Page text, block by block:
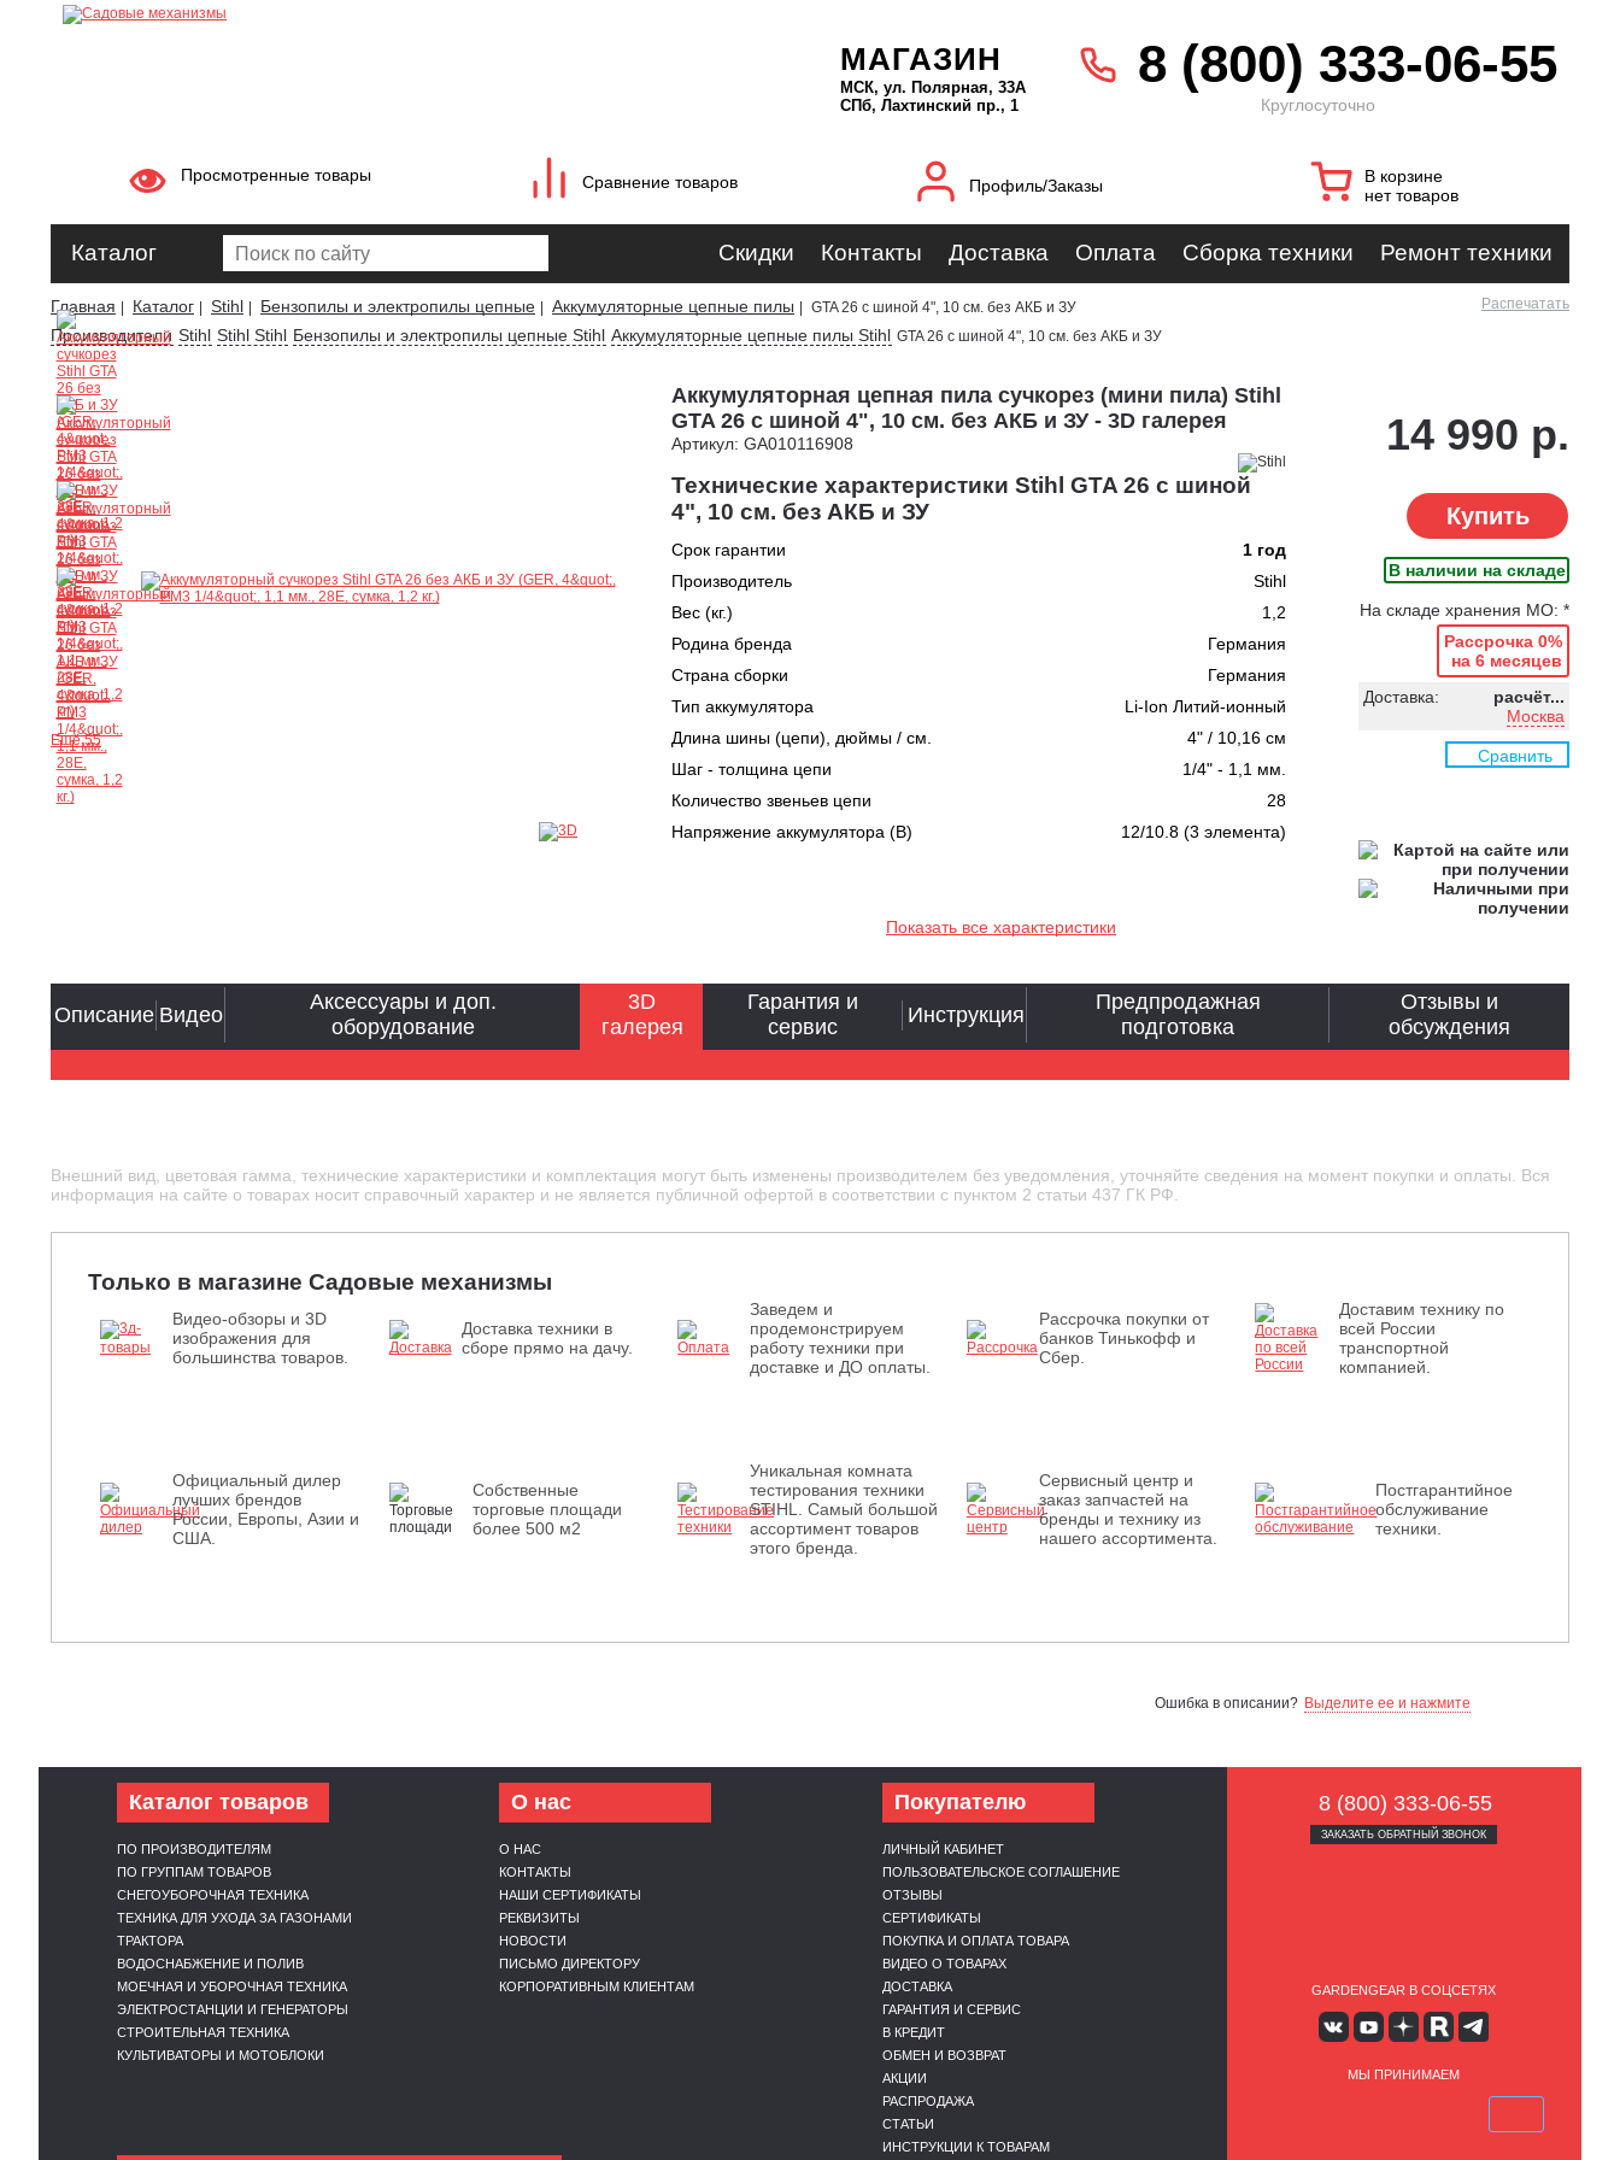
МАГАЗИН
МСК, ул. Полярная, 33А
СПб, Лахтинский пр., 1
8 (800) 333-06-55
Круглосуточно
Просмотренные товары Сравнение товаров Профиль/Заказы
В корзине
нет товаров
Каталог Скидки Контакты Доставка Оплата Сборка техники Ремонт техники
Главная Каталог Stihl Бензопилы и электропилы цепные Аккумуляторные цепные пилы GTA 26 с шиной 4", 10 см. без АКБ и ЗУ Распечатать
Производители Stihl Stihl Stihl Бензопилы и электропилы цепные Stihl Аккумуляторные цепные пилы Stihl GTA 26 с шиной 4", 10 см. без АКБ и ЗУ
Ещё 55
Аккумуляторная цепная пила сучкорез (мини пила) Stihl
GTA 26 с шиной 4", 10 см. без АКБ и ЗУ - 3D галерея
Артикул: GA010116908
Технические характеристики Stihl GTA 26 с шиной
4", 10 см. без АКБ и ЗУ
Срок гарантии
1 год
Производитель
Stihl
Вес (кг.)
1,2
Родина бренда
Германия
Страна сборки
Германия
Тип аккумулятора
Li-Ion Литий-ионный
Длина шины (цепи), дюймы / см.
4" / 10,16 см
Шаг - толщина цепи
1/4" - 1,1 мм.
Количество звеньев цепи
28
Напряжение аккумулятора (В)
12/10.8 (3 элемента)
Показать все характеристики
14 990 р.
Купить
В наличии на складе
На складе хранения МО: *
Рассрочка 0%
на 6 месяцев
Доставка:
расчёт...
Москва
Сравнить
Описание Видео
Аксессуары и доп.
оборудование
3D
галерея
Гарантия и
сервис
Инструкция
Предпродажная
подготовка
Отзывы и
обсуждения
Внешний вид, цветовая гамма, технические характеристики и комплектация могут быть изменены производителем без уведомления, уточняйте сведения на момент покупки и оплаты. Вся
информация на сайте о товарах носит справочный характер и не является публичной офертой в соответствии с пунктом 2 статьи 437 ГК РФ.
Только в магазине Садовые механизмы
Видео-обзоры и 3D
изображения для
большинства товаров.
Доставка техники в
сборе прямо на дачу.
Заведем и
продемонстрируем
работу техники при
доставке и ДО оплаты.
Рассрочка покупки от
банков Тинькофф и
Сбер.
Доставим технику по
всей России
транспортной
компанией.
Официальный дилер
лучших брендов
России, Европы, Азии и
США.
Собственные
торговые площади
более 500 м2
Уникальная комната
тестирования техники
STIHL. Самый большой
ассортимент товаров
этого бренда.
Сервисный центр и
заказ запчастей на
бренды и технику из
нашего ассортимента.
Постгарантийное
обслуживание
техники.
Ошибка в описании? Выделите ее и нажмите
Каталог товаров
ПО ПРОИЗВОДИТЕЛЯМ
ПО ГРУППАМ ТОВАРОВ
СНЕГОУБОРОЧНАЯ ТЕХНИКА
ТЕХНИКА ДЛЯ УХОДА ЗА ГАЗОНАМИ
ТРАКТОРА
ВОДОСНАБЖЕНИЕ И ПОЛИВ
МОЕЧНАЯ И УБОРОЧНАЯ ТЕХНИКА
ЭЛЕКТРОСТАНЦИИ И ГЕНЕРАТОРЫ
СТРОИТЕЛЬНАЯ ТЕХНИКА
КУЛЬТИВАТОРЫ И МОТОБЛОКИ
О нас
О НАС
КОНТАКТЫ
НАШИ СЕРТИФИКАТЫ
РЕКВИЗИТЫ
НОВОСТИ
ПИСЬМО ДИРЕКТОРУ
КОРПОРАТИВНЫМ КЛИЕНТАМ
Покупателю
ЛИЧНЫЙ КАБИНЕТ
ПОЛЬЗОВАТЕЛЬСКОЕ СОГЛАШЕНИЕ
ОТЗЫВЫ
СЕРТИФИКАТЫ
ПОКУПКА И ОПЛАТА ТОВАРА
ВИДЕО О ТОВАРАХ
ДОСТАВКА
ГАРАНТИЯ И СЕРВИС
В КРЕДИТ
ОБМЕН И ВОЗВРАТ
АКЦИИ
РАСПРОДАЖА
СТАТЬИ
ИНСТРУКЦИИ К ТОВАРАМ
8 (800) 333-06-55
ЗАКАЗАТЬ ОБРАТНЫЙ ЗВОНОК
GARDENGEAR В СОЦСЕТЯХ
МЫ ПРИНИМАЕМ